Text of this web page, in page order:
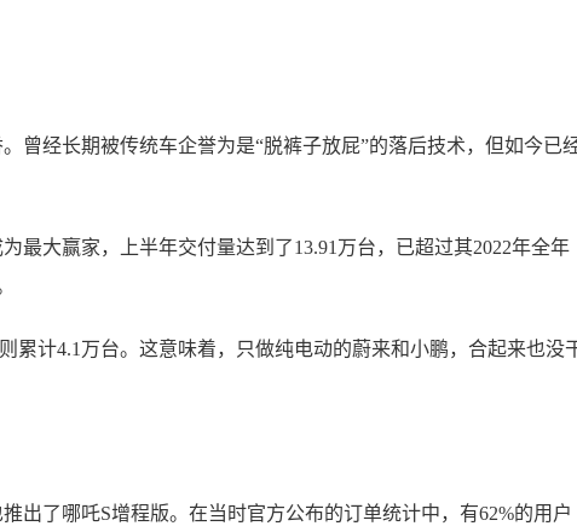
曾经长期被传统车企誉为是“脱裤子放屁”的落后技术，但如今已
最大赢家，上半年交付量达到了13.91万台，已超过其2022年全年
累计4.1万台。这意味着，只做纯电动的蔚来和小鹏，合起来也没
出了哪吒S增程版。在当时官方公布的订单统计中，有62%的用户